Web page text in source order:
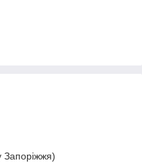
Запоріжжя)